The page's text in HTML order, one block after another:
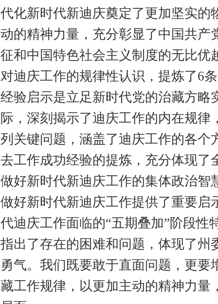
代化新时代新迪庆奠定了更加坚实的
动的精神力量，充分彰显了中国共产
征和中国特色社会主义制度的无比优
对迪庆工作的规律性认识，提炼了6
经验启示是立足新时代党的治藏方略
际，深刻揭示了迪庆工作的内在规律
列关键问题，涵盖了迪庆工作的各个
去工作成功经验的提炼，充分体现了
做好新时代新迪庆工作的集体政治智
做好新时代新迪庆工作提供了重要启
代迪庆工作面临的“五期叠加”阶段性
指出了存在的困难和问题，体现了州
勇气。我们既要敢于直面问题，更要
藏工作规律，以更加主动的精神力量